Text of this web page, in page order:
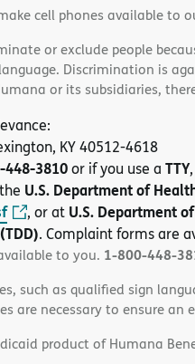
cell phones available to
or exclude people
Discrimination is
or its subsidiaries,
KY 40512-4618
448-3810or if you use a TTY
U.S. Department of
, or at U.S. Department
. Complaint forms are
to you. 1-800-448-
such as qualified sign
are necessary to ensure
product of Humana